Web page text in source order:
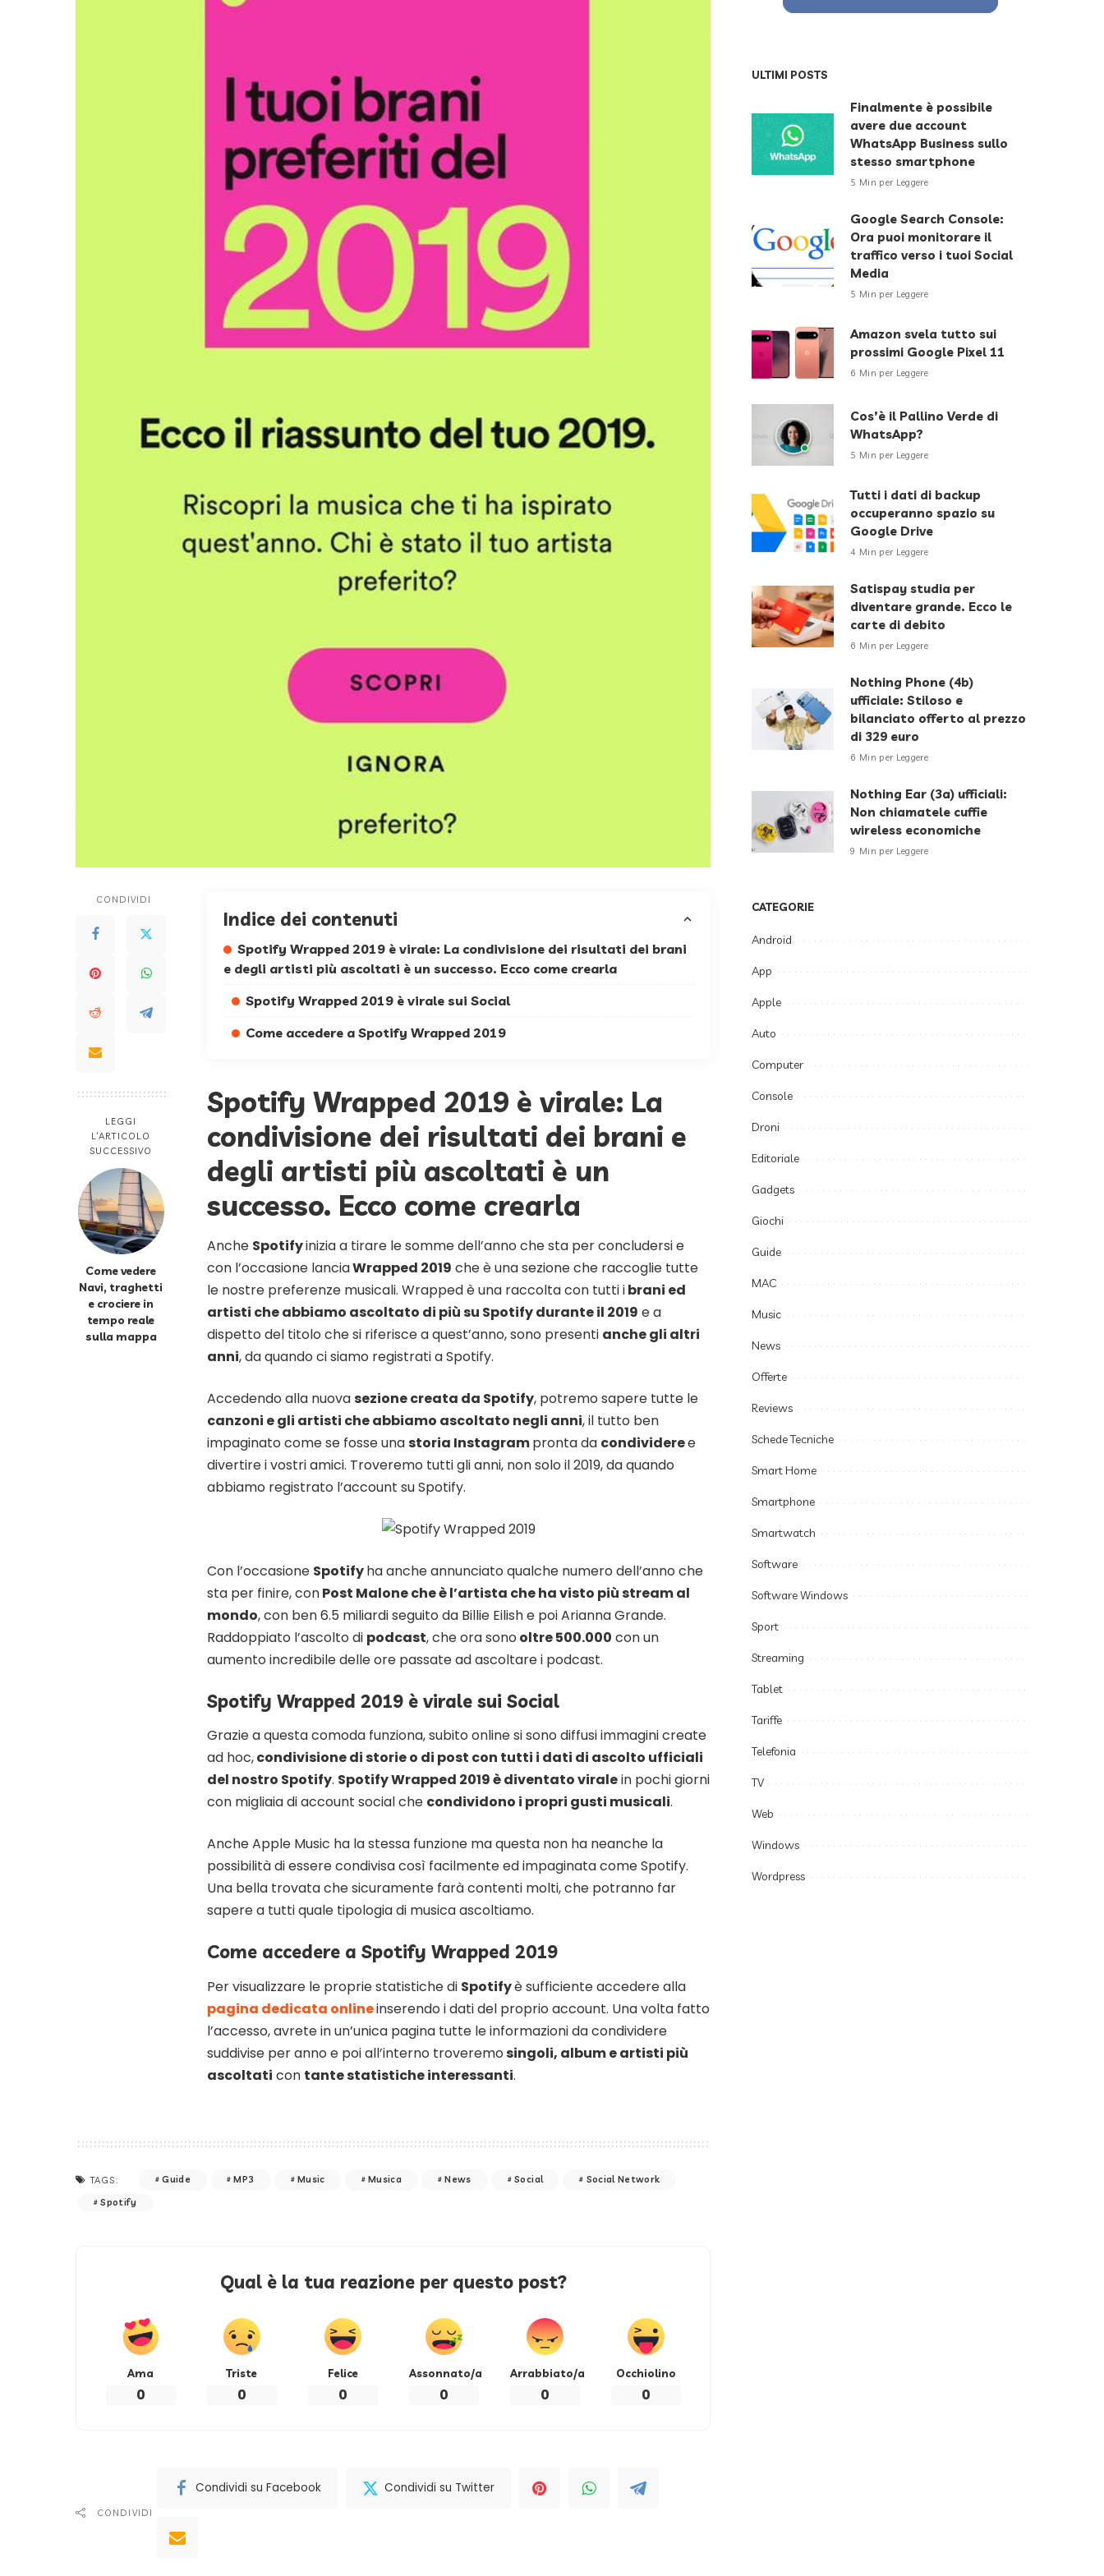
CONDIVIDI
LEGGI
L’ARTICOLO
SUCCESSIVO
Come vedere
Navi, traghetti
e crociere in
tempo reale
sulla mappa
Indice dei contenuti
Spotify Wrapped 2019 è virale: La condivisione dei risultati dei brani
e degli artisti più ascoltati è un successo. Ecco come crearla
Spotify Wrapped 2019 è virale sui Social
Come accedere a Spotify Wrapped 2019
Spotify Wrapped 2019 è virale: La
condivisione dei risultati dei brani e
degli artisti più ascoltati è un
successo. Ecco come crearla
Anche Spotifyinizia a tirare le somme dell’anno che sta per concludersi e
con l’occasione lanciaWrapped 2019 che è una sezione che raccoglie tutte
le nostre preferenze musicali. Wrapped è una raccolta con tutti ibrani ed
artisti che abbiamo ascoltato di più su Spotify durante il 2019 e a
dispetto del titolo che si riferisce a quest’anno, sono presenti anche gli altri
anni, da quando ci siamo registrati a Spotify.
Accedendo alla nuovasezione creata da Spotify, potremo sapere tutte le
canzoni e gli artisti che abbiamo ascoltato negli anni, il tutto ben
impaginato come se fosse unastoria Instagrampronta da condivideree
divertire i vostri amici. Troveremo tutti gli anni, non solo il 2019, da quando
abbiamo registrato l’account su Spotify.
Con l’occasione Spotifyha anche annunciato qualche numero dell’anno che
sta per finire, conPost Malone che è l’artista che ha visto più stream al
mondo, con ben 6.5 miliardi seguito da Billie Eilish e poi Arianna Grande.
Raddoppiato l’ascolto di podcast, che ora sono oltre 500.000 con un
aumento incredibile delle ore passate ad ascoltare i podcast.
Spotify Wrapped 2019 è virale sui Social
Grazie a questa comoda funziona, subito online si sono diffusi immagini create
ad hoc,condivisione di storie o di post con tutti i dati di ascolto ufficiali
del nostro Spotify. Spotify Wrapped 2019 è diventato viralein pochi giorni
con migliaia di account social che condividono i propri gusti musicali.
Anche Apple Music ha la stessa funzione ma questa non ha neanche la
possibilità di essere condivisa così facilmente ed impaginata come Spotify.
Una bella trovata che sicuramente farà contenti molti, che potranno far
sapere a tutti quale tipologia di musica ascoltiamo.
Come accedere a Spotify Wrapped 2019
Per visualizzare le proprie statistiche di Spotifyè sufficiente accedere alla
pagina dedicata onlineinserendo i dati del proprio account. Una volta fatto
l’accesso, avrete in un’unica pagina tutte le informazioni da condividere
suddivise per anno e poi all’interno troveremosingoli, album e artisti più
ascoltati con tante statistiche interessanti.
TAGS: Guide MP3 Music Musica News Social
Social Network
Spotify
Qual è la tua reazione per questo post?
Ama
0
Triste
0
Felice
0
Assonnato/a
0
Arrabbiato/a
0
Occhiolino
0
CONDIVIDI
Condividi su Facebook Condividi su Twitter
ULTIMI POSTS
Finalmente è possibile
avere due account
WhatsApp Business sullo
stesso smartphone
5 Min per Leggere
Google Search Console:
Ora puoi monitorare il
traffico verso i tuoi Social
Media
5 Min per Leggere
Amazon svela tutto sui
prossimi Google Pixel 11
6 Min per Leggere
Cos’è il Pallino Verde di
WhatsApp?
5 Min per Leggere
Tutti i dati di backup
occuperanno spazio su
Google Drive
4 Min per Leggere
Satispay studia per
diventare grande. Ecco le
carte di debito
6 Min per Leggere
Nothing Phone (4b)
ufficiale: Stiloso e
bilanciato offerto al prezzo
di 329 euro
6 Min per Leggere
Nothing Ear (3a) ufficiali:
Non chiamatele cuffie
wireless economiche
9 Min per Leggere
CATEGORIE
Android
App
Apple
Auto
Computer
Console
Droni
Editoriale
Gadgets
Giochi
Guide
MAC
Music
News
Offerte
Reviews
Schede Tecniche
Smart Home
Smartphone
Smartwatch
Software
Software Windows
Sport
Streaming
Tablet
Tariffe
Telefonia
TV
Web
Windows
Wordpress